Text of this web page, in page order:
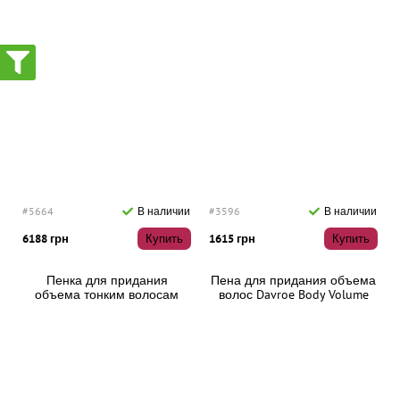
#5664 В наличии
6188 грн Купить
Пенка для придания
объема тонким волосам
#3596 В наличии
1615 грн Купить
Пена для придания объема
волос Davroe Body Volume